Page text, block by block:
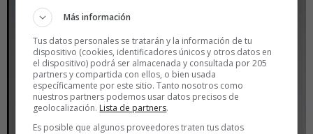
Más información
Tus datos personales se tratarán y la información de tu
dispositivo (cookies, identificadores únicos y otros datos en
el dispositivo) podrá ser almacenada y consultada por 205
partners y compartida con ellos, o bien usada
específicamente por este sitio. Tanto nosotros como
nuestros partners podemos usar datos precisos de
geolocalización. Lista de partners.
Es posible que algunos proveedores traten tus datos